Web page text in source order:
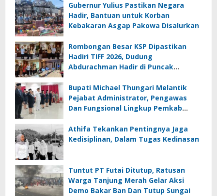
Gubernur Yulius Pastikan Negara
Hadir, Bantuan untuk Korban
Kebakaran Asgap Pakowa Disalurkan
Rombongan Besar KSP Dipastikan
Hadiri TIFF 2026, Dudung
Abdurachman Hadir di Puncak
Bupati Michael Thungari Melantik
Pejabat Administrator, Pengawas
Dan Fungsional Lingkup Pemkab
Athifa Tekankan Pentingnya Jaga
Kedisiplinan, Dalam Tugas Kedinasan
Tuntut PT Futai Ditutup, Ratusan
Warga Tanjung Merah Gelar Aksi
Demo Bakar Ban Dan Tutup Sungai